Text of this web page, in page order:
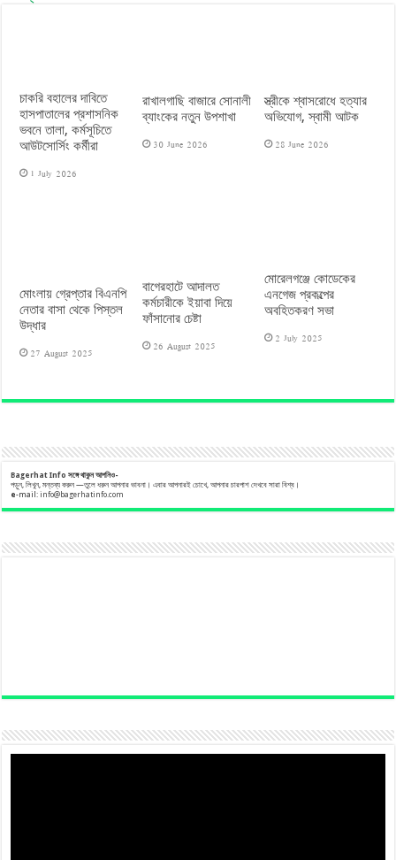
চাকরি বহালের দাবিতে
হাসপাতালের প্রশাসনিক
ভবনে তালা, কর্মসূচিতে
আউটসোর্সিং কর্মীরা
1 July 2026
রাখালগাছি বাজারে সোনালী
ব্যাংকের নতুন উপশাখা
30 June 2026
স্ত্রীকে শ্বাসরোধে হত্যার
অভিযোগ, স্বামী আটক
28 June 2026
মোংলায় গ্রেপ্তার বিএনপি
নেতার বাসা থেকে পিস্তল
উদ্ধার
27 August 2025
বাগেরহাটে আদালত
কর্মচারীকে ইয়াবা দিয়ে
ফাঁসানোর চেষ্টা
26 August 2025
মোরেলগঞ্জে কোডেকের
এনগেজ প্রকল্পের
অবহিতকরণ সভা
2 July 2025
Bagerhat Info সঙ্গেথাকুনআপনিও-
পড়ুন, লিখুন, মন্তব্য করুন —তুলে ধরুন আপনার ভাবনা। এবার আপনারই চোখে, আপনার চারপাশ দেখবে সারা বিশ্ব।
e-mail:info@bagerhatinfo.com